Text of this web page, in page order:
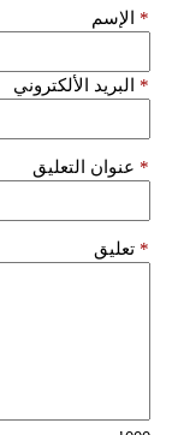
الإسم *
البريد الألكتروني *
عنوان التعليق *
تعليق *